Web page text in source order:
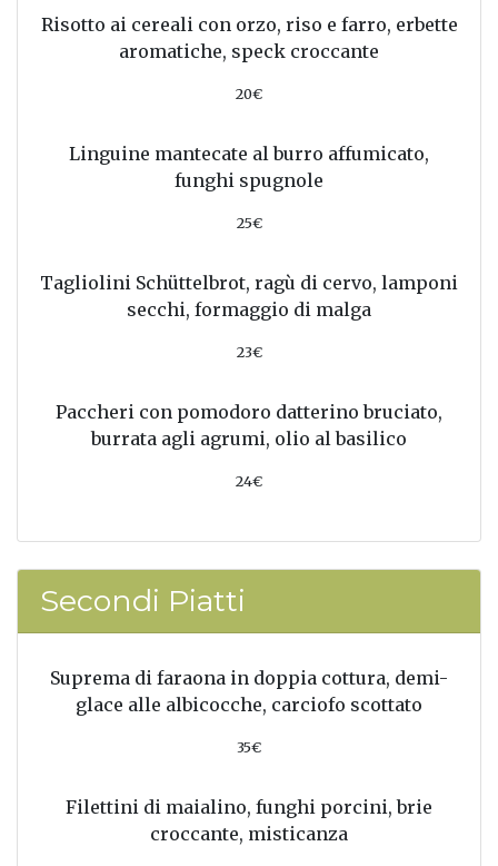
Risotto ai cereali con orzo, riso e farro, erbette
aromatiche, speck croccante
20€
Linguine mantecate al burro affumicato,
funghi spugnole
25€
Tagliolini Schüttelbrot, ragù di cervo, lamponi
secchi, formaggio di malga
23€
Paccheri con pomodoro datterino bruciato,
burrata agli agrumi, olio al basilico
24€
Secondi Piatti
Suprema di faraona in doppia cottura, demi-
glace alle albicocche, carciofo scottato
35€
Filettini di maialino, funghi porcini, brie
croccante, misticanza